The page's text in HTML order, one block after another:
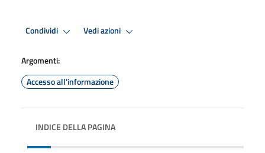
Condividi Vedi azioni
Argomenti:
Accesso all'informazione
INDICE DELLA PAGINA